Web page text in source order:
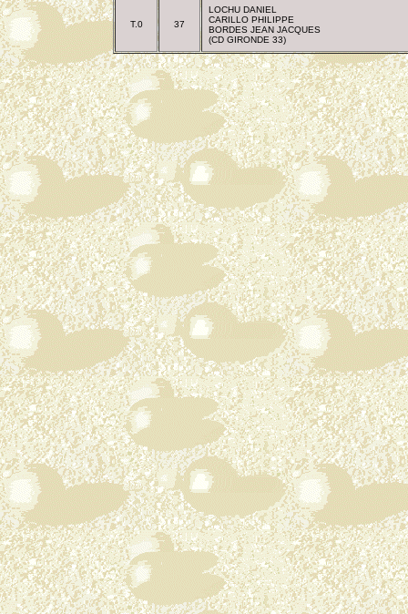
T.0 37
LOCHU DANIEL
CARILLO PHILIPPE
BORDES JEAN JACQUES
(CD GIRONDE 33)